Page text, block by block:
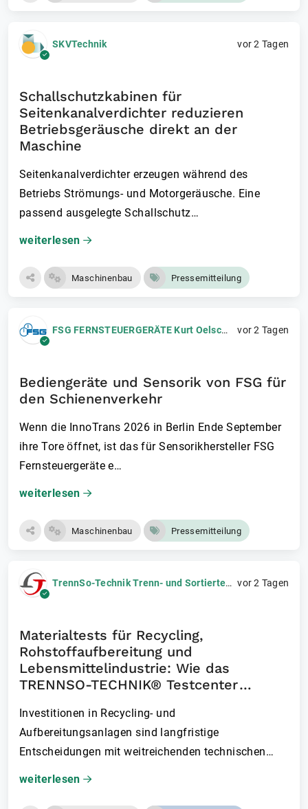
SKVTechnik vor 2 Tagen
Schallschutzkabinen für
Seitenkanalverdichter reduzieren
Betriebsgeräusche direkt an der
Maschine
Seitenkanalverdichte­r erzeugen während des
Betriebs Strömungs- und Motorgeräusche. Eine
passend ausgelegte Schallschutz…
weiterlesen
Maschinenbau Pressemitteilung
FSG FERNSTEUERGERÄTE Kurt Oelsch GmbH vor 2 Tagen
Bediengeräte und Sensorik von FSG für
den Schienenverkehr
Wenn die InnoTrans 2026 in Berlin Ende September
ihre Tore öffnet, ist das für Sensorikhersteller FSG
Fernsteuergeräte e…
weiterlesen
Maschinenbau Pressemitteilung
TrennSo-Technik Trenn- und Sortiertechnik GmbH vor 2 Tagen
Materialtests für Recycling,
Rohstoffaufbereitung und
Lebensmittelindustrie: Wie das
TRENNSO-TECHNIK® Testcenter
Investitionen in Recycling- und
Aufbereitungsanlagen sind langfristige
Entscheidungen mit weitreichenden technischen
und…
weiterlesen